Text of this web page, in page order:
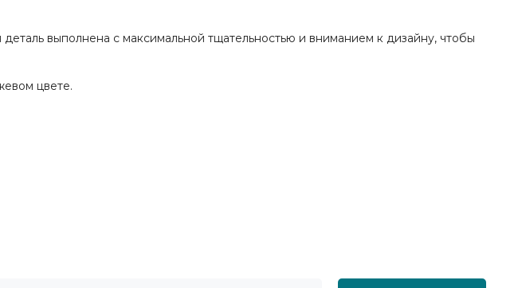
выполнена с максимальной тщательностью и вниманием к дизайну, чтобы
цвете.